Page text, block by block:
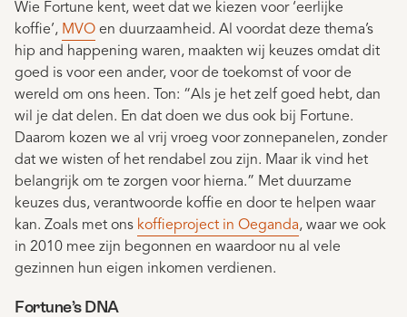
Wie Fortune kent, weet dat we kiezen voor ‘eerlijke
koffie’, MVO en duurzaamheid. Al voordat deze thema’s
hip and happening waren, maakten wij keuzes omdat dit
goed is voor een ander, voor de toekomst of voor de
wereld om ons heen. Ton: “Als je het zelf goed hebt, dan
wil je dat delen. En dat doen we dus ook bij Fortune.
Daarom kozen we al vrij vroeg voor zonnepanelen, zonder
dat we wisten of het rendabel zou zijn. Maar ik vind het
belangrijk om te zorgen voor hierna.” Met duurzame
keuzes dus, verantwoorde koffie en door te helpen waar
kan. Zoals met ons koffieproject in Oeganda, waar we ook
in 2010 mee zijn begonnen en waardoor nu al vele
gezinnen hun eigen inkomen verdienen.
Fortune’s DNA